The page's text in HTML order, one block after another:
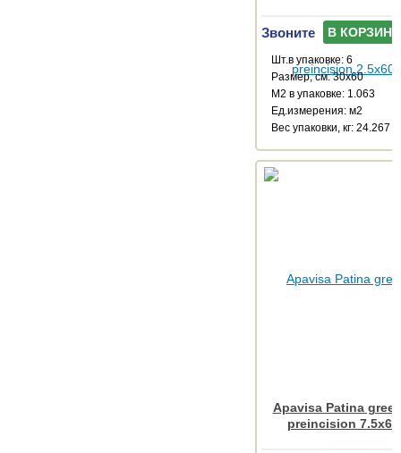
Звоните В КОРЗИНУ
Шт.в упаковке: 6
Размер, см: 30x60
М2 в упаковке: 1.063
Ед.измерения: м2
Веc упаковки, кг: 24.267
Apavisa Patina
preincision 7.5x60